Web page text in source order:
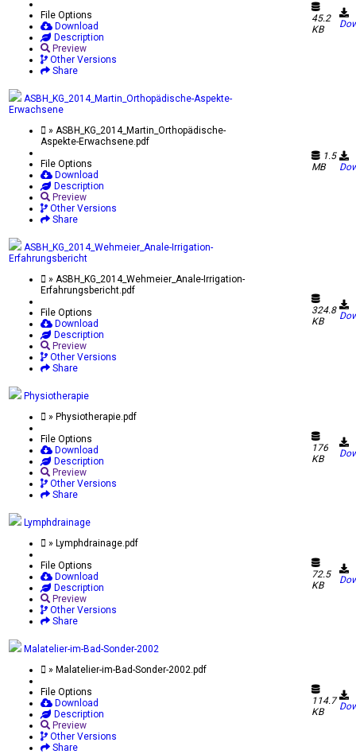
File Options
Download
Description
Preview
Other Versions
Share
45.2
KB
ASBH_KG_2014_Martin_Orthopädische-Aspekte-
Erwachsene
» ASBH_KG_2014_Martin_Orthopädische-
Aspekte-Erwachsene.pdf
File Options
Download
Description
Preview
Other Versions
Share
1.5
MB
ASBH_KG_2014_Wehmeier_Anale-Irrigation-
Erfahrungsbericht
» ASBH_KG_2014_Wehmeier_Anale-Irrigation-
Erfahrungsbericht.pdf
File Options
Download
Description
Preview
Other Versions
Share
324.8
KB
Physiotherapie
» Physiotherapie.pdf
File Options
Download
Description
Preview
Other Versions
Share
176
KB
Lymphdrainage
» Lymphdrainage.pdf
File Options
Download
Description
Preview
Other Versions
Share
72.5
KB
Malatelier-im-Bad-Sonder-2002
» Malatelier-im-Bad-Sonder-2002.pdf
File Options
Download
Description
Preview
Other Versions
Share
114.7
KB